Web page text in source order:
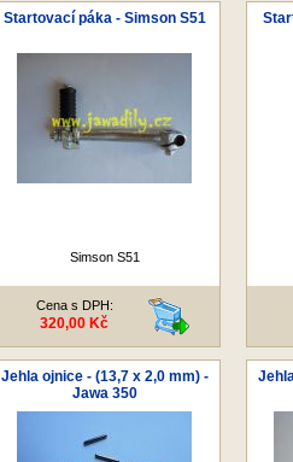
Startovací páka - Simson S51
Simson S51
Cena s DPH:
320,00 Kč
Jehla ojnice - (13,7 x 2,0 mm) -
Jawa 350